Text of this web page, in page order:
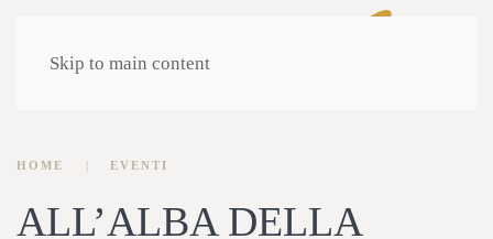
Skip to main content
HOME EVENTI
ALL’ALBA DELLA